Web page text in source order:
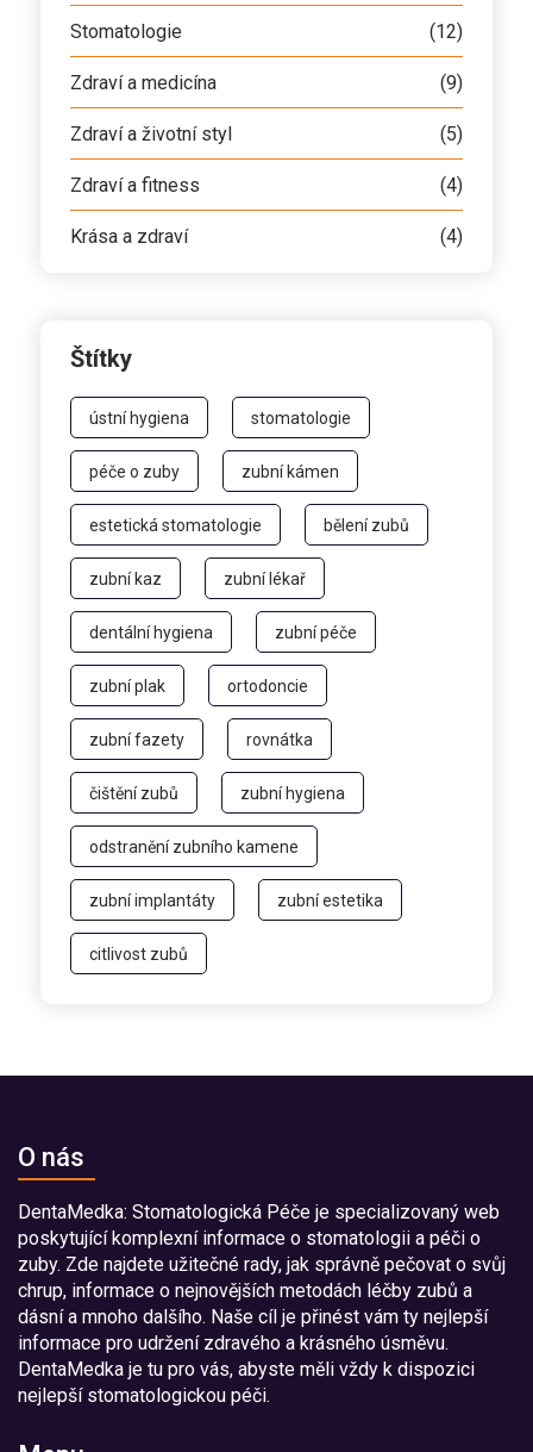
Stomatologie (12)
Zdraví a medicína (9)
Zdraví a životní styl (5)
Zdraví a fitness (4)
Krása a zdraví (4)
Štítky
ústní hygiena stomatologie
péče o zuby zubní kámen
estetická stomatologie bělení zubů
zubní kaz zubní lékař
dentální hygiena zubní péče
zubní plak ortodoncie
zubní fazety rovnátka
čištění zubů zubní hygiena
odstranění zubního kamene
zubní implantáty zubní estetika
citlivost zubů
O nás
DentaMedka: Stomatologická Péče je specializovaný web
poskytující komplexní informace o stomatologii a péči o
zuby. Zde najdete užitečné rady, jak správně pečovat o svůj
chrup, informace o nejnovějších metodách léčby zubů a
dásní a mnoho dalšího. Naše cíl je přinést vám ty nejlepší
informace pro udržení zdravého a krásného úsměvu.
DentaMedka je tu pro vás, abyste měli vždy k dispozici
nejlepší stomatologickou péči.